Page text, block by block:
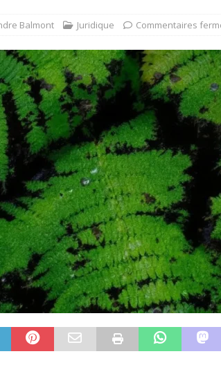
Balmont Juridique Commentaires